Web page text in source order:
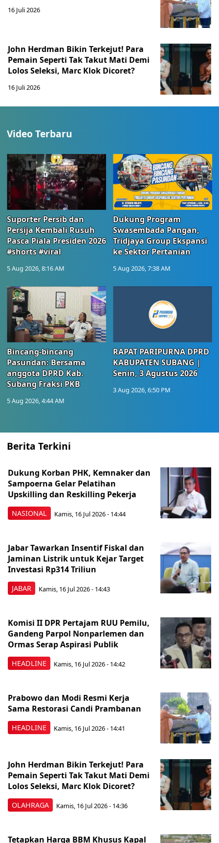
16 Juli 2026
John Herdman Bikin Terkejut! Para
Pemain Seperti Tak Takut Mati Demi
Lolos Seleksi, Marc Klok Dicoret?
16 Juli 2026
Video Terbaru
Suporter Persib dan
Persija Kembali Rusuh
Pasca Piala Presiden 2026
#shorts #viral
5 Aug 2026, 8:16 AM
Dukung Program
Swasembada Pangan,
Tridjaya Group Ekspansi
ke Sektor Pertanian
5 Aug 2026, 7:38 AM
Bincang-bincang
Pasundan: Bersama
anggota DPRD Kab.
Subang Fraksi PKB
5 Aug 2026, 4:44 AM
RAPAT PARIPURNA DPRD
KABUPATEN SUBANG |
Senin, 3 Agustus 2026
3 Aug 2026, 6:50 PM
Berita Terkini
NASIONAL
Dukung Korban PHK, Kemnaker dan
Sampoerna Gelar Pelatihan
Upskilling dan Reskilling Pekerja
Kamis, 16 Jul 2026 - 14:44
JABAR
Jabar Tawarkan Insentif Fiskal dan
Jaminan Listrik untuk Kejar Target
Investasi Rp314 Triliun
Kamis, 16 Jul 2026 - 14:43
HEADLINE
Komisi II DPR Pertajam RUU Pemilu,
Gandeng Parpol Nonparlemen dan
Ormas Serap Aspirasi Publik
Kamis, 16 Jul 2026 - 14:42
HEADLINE
Prabowo dan Modi Resmi Kerja
Sama Restorasi Candi Prambanan
Kamis, 16 Jul 2026 - 14:41
OLAHRAGA
John Herdman Bikin Terkejut! Para
Pemain Seperti Tak Takut Mati Demi
Lolos Seleksi, Marc Klok Dicoret?
Kamis, 16 Jul 2026 - 14:36
Tetapkan Harga BBM Khusus Kapal